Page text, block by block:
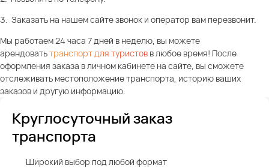
3. Заказать на нашем сайте звонок и оператор вам перезвонит.
Мы работаем 24 часа 7 дней в неделю, вы можете
арендоватьтранспорт для туристов в любое время! После
оформления заказа в личном кабинете на сайте, вы сможете
отслеживать местоположение транспорта, историю ваших
заказов и другую информацию.
Круглосуточный заказ
транспорта
Широкий выбор под любой формат